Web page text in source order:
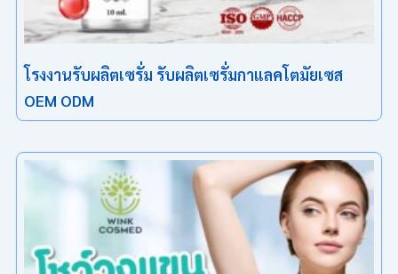
โรงงานรับผลิตเซรั่ม รับผลิตเซรั่มกาแลคโตมัยเซส
OEM ODM